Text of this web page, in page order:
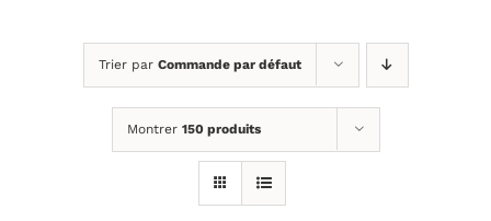
Trier par Commande par défaut
Montrer 150 produits